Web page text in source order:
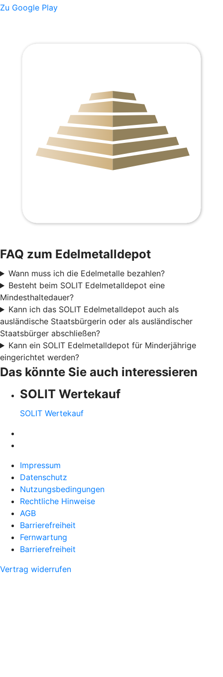
Zu Google Play
FAQ zum Edelmetalldepot
Wann muss ich die Edelmetalle bezahlen?
Besteht beim SOLIT Edelmetalldepot eine
Mindesthaltedauer?
Kann ich das SOLIT Edelmetalldepot auch als
ausländische Staatsbürgerin oder als ausländischer
Staatsbürger abschließen?
Kann ein SOLIT Edelmetalldepot für Minderjährige
eingerichtet werden?
Das könnte Sie auch interessieren
SOLIT Wertekauf
SOLIT Wertekauf
Impressum
Datenschutz
Nutzungsbedingungen
Rechtliche Hinweise
AGB
Barrierefreiheit
Fernwartung
Barrierefreiheit
Vertrag widerrufen